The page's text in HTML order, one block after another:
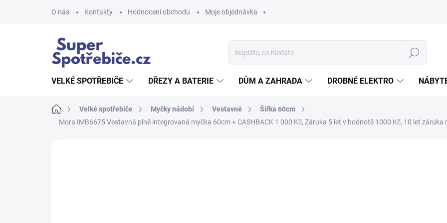
O nás Kontakty Hodnocení obchodu Moje objednávka
Hledat
VELKÉ SPOTŘEBIČE DŘEZY A BATERIE DŮM A ZAHRADA DROBNÉ ELEKTRO
Domů Velké spotřebiče Myčky nádobí Vestavné
Šířka 60cm
Mora IMB6675 Vestavná plně integrovaná myčka 60cm+ CASHBACK 1 000 Kč, Záruka 5 let v hodnotě 1000 Kč, 10 let